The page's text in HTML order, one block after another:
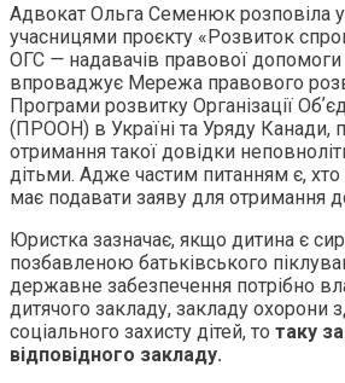
Адвокат Ольга Семенюк розповіла
учасницями проєкту «Розвиток
ОГС — надавачів правової допомоги
впроваджує Мережа правового
Програми розвитку Організації
(ПРООН) в Україні та Уряду Канади,
отримання такої довідки
дітьми. Адже частим питанням є, хто
має подавати заяву для отримання
Юристка зазначає, якщо дитина є
позбавленою батьківського
державне забезпечення потрібно
дитячого закладу, закладу охорони
соціального захисту дітей, то таку
відповідного закладу.